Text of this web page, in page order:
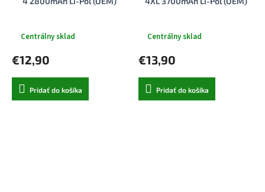
Centrálny sklad
€12,90
Pridať do košíka
Centrálny sklad
€13,90
Pridať do košíka